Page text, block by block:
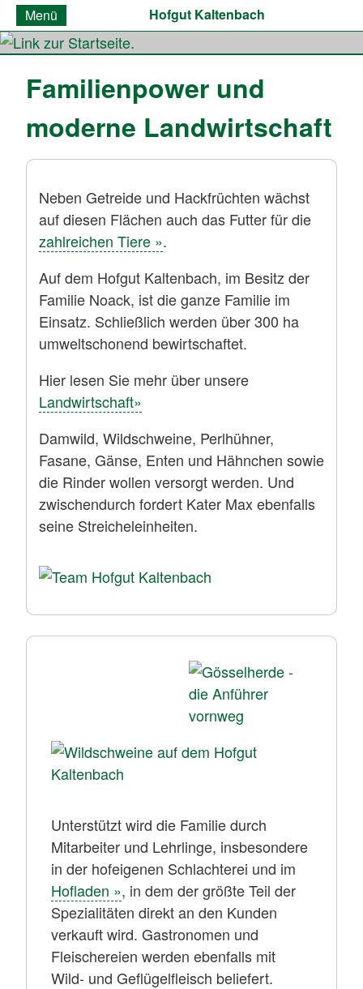
Menü Hofgut Kaltenbach
Familienpower und
moderne Landwirtschaft
Neben Getreide und Hackfrüchten wächst
auf diesen Flächen auch das Futter für die
zahlreichen Tiere ».
Auf dem Hofgut Kaltenbach, im Besitz der
Familie Noack, ist die ganze Familie im
Einsatz. Schließlich werden über 300 ha
umweltschonend bewirtschaftet.
Hier lesen Sie mehr über unsere
Landwirtschaft»
Damwild, Wildschweine, Perlhühner,
Fasane, Gänse, Enten und Hähnchen sowie
die Rinder wollen versorgt werden. Und
zwischendurch fordert Kater Max ebenfalls
seine Streicheleinheiten.
Unterstützt wird die Familie durch
Mitarbeiter und Lehrlinge, insbesondere
in der hofeigenen Schlachterei und im
Hofladen », in dem der größte Teil der
Spezialitäten direkt an den Kunden
verkauft wird. Gastronomen und
Fleischereien werden ebenfalls mit
Wild- und Geflügelfleisch beliefert.